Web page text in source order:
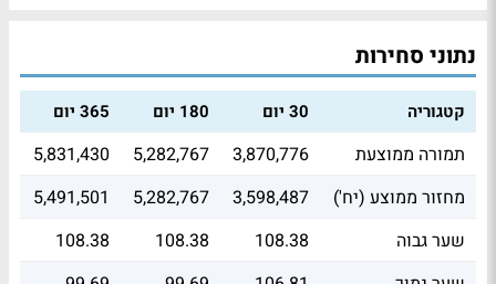
נתוני סחירות
קטגוריה 30 יום 180 יום 365 יום
תמורה ממוצעת 3,870,776
5,282,767
5,831,430
מחזור ממוצע (יח')
3,598,487
5,282,767
5,491,501
שער גבוה
108.38
108.38
108.38